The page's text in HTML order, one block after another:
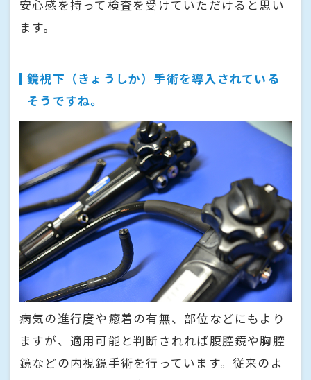
安心感を持って検査を受けていただけると思い
ます。
鏡視下（きょうしか）手術を導入されている
そうですね。
病気の進行度や癒着の有無、部位などにもより
ますが、適用可能と判断されれば腹腔鏡や胸腔
鏡などの内視鏡手術を行っています。従来のよ